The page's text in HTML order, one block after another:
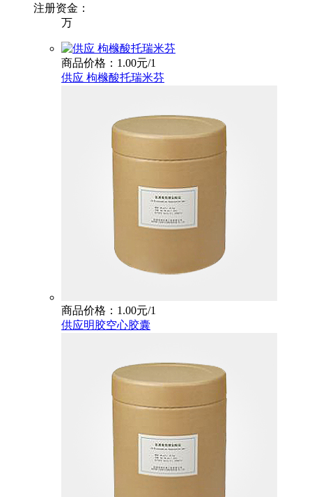
注册资金：
万
商品价格：1.00元/1
供应 枸橼酸托瑞米芬
商品价格：1.00元/1
供应明胶空心胶囊